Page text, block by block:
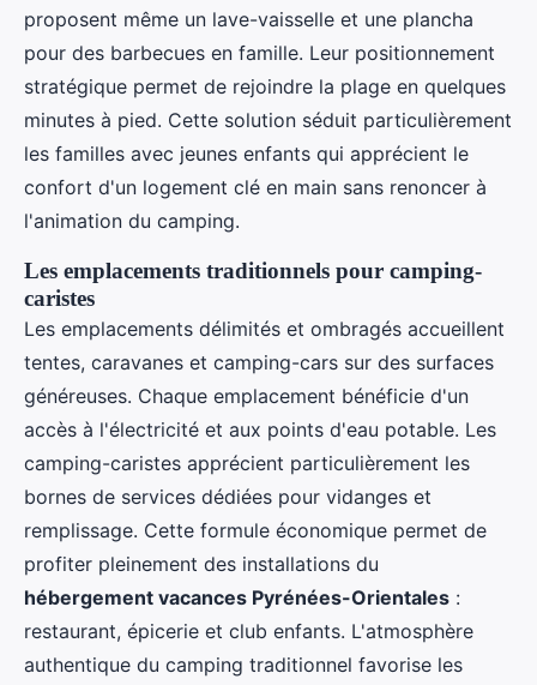
proposent même un lave-vaisselle et une plancha
pour des barbecues en famille. Leur positionnement
stratégique permet de rejoindre la plage en quelques
minutes à pied. Cette solution séduit particulièrement
les familles avec jeunes enfants qui apprécient le
confort d'un logement clé en main sans renoncer à
l'animation du camping.
Les emplacements traditionnels pour camping-
caristes
Les emplacements délimités et ombragés accueillent
tentes, caravanes et camping-cars sur des surfaces
généreuses. Chaque emplacement bénéficie d'un
accès à l'électricité et aux points d'eau potable. Les
camping-caristes apprécient particulièrement les
bornes de services dédiées pour vidanges et
remplissage. Cette formule économique permet de
profiter pleinement des installations du
hébergement vacances Pyrénées-Orientales :
restaurant, épicerie et club enfants. L'atmosphère
authentique du camping traditionnel favorise les